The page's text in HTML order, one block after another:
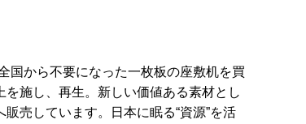
国から不要になった一枚板の座敷机を買
施し、再生。新しい価値ある素材とし
売しています。日本に眠る“資源”を活